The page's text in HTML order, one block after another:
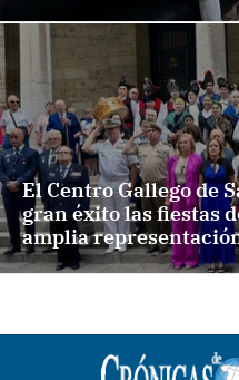
El Centro Gallego de
gran éxito las fiestas
amplia